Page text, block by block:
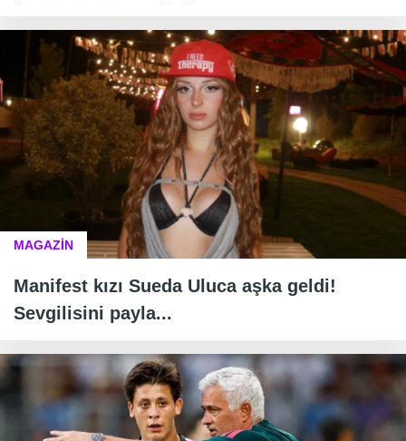
MAGAZİN
Manifest kızı Sueda Uluca aşka geldi!
Sevgilisini payla...